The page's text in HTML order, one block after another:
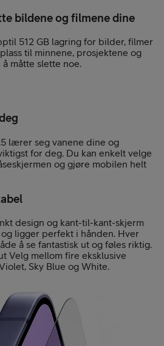
bildene og filmene dine
512 GB lagring for bilder, filmer
til minnene, prosjektene og
måtte slette noe.
lærer seg vanene dine og
for deg. Du kan enkelt velge
og gjøre mobilen helt
design og kant-til-kant-skjerm
ligger perfekt i hånden. Hver
å se fantastisk ut og føles riktig.
Velg mellom fire eksklusive
Sky Blue og White.